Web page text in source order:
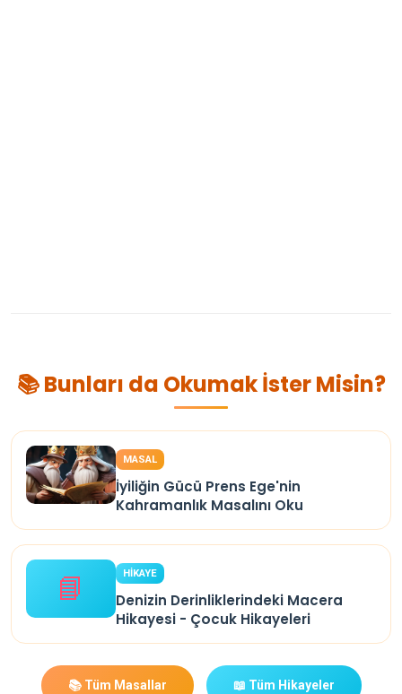
📚 Bunları da Okumak İster Misin?
MASAL
İyiliğin Gücü Prens Ege'nin
Kahramanlık Masalını Oku
📘 HİKAYE
Denizin Derinliklerindeki Macera
Hikayesi - Çocuk Hikayeleri
📚 Tüm Masallar 📖 Tüm Hikayeler